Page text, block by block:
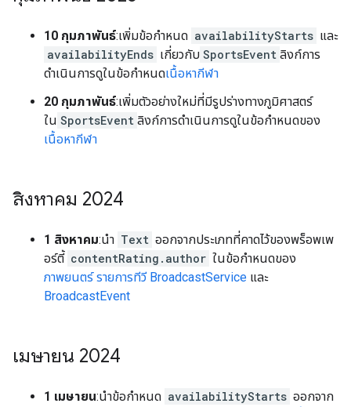
10 กุมภาพันธ์:เพิ่มข้อกำหนด availabilityStarts และ
availabilityEnds เกี่ยวกับ SportsEvent ลิงก์การ
ดำเนินการดูในข้อกำหนดเนื้อหากีฬา
20 กุมภาพันธ์:เพิ่มตัวอย่างใหม่ที่มีรูปร่างทางภูมิศาสตร์
ใน SportsEvent ลิงก์การดำเนินการดูในข้อกำหนดของ
เนื้อหากีฬา
สิงหาคม 2024
1 สิงหาคม:นำ Text ออกจากประเภทที่คาดไว้ของพร็อพเพ
อร์ตี้ contentRating.author ในข้อกำหนดของ
ภาพยนตร์ รายการทีวี BroadcastService และ
BroadcastEvent
เมษายน 2024
1 เมษายน:นำข้อกำหนด availabilityStarts ออกจาก